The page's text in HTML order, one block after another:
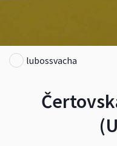
lubossvacha